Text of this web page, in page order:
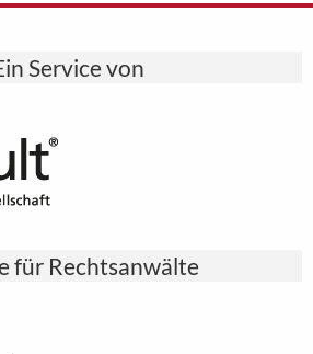
Service von
für Rechtsanwälte